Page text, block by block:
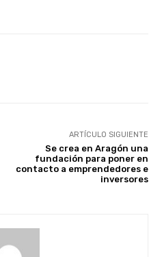
ARTÍCULO SIGUIENTE
Se crea en Aragón una
fundación para poner en
contacto a emprendedores e
inversores